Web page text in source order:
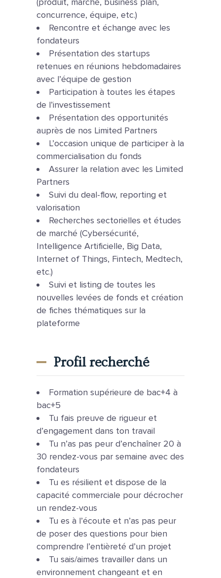
concurrence, équipe, etc.)
Rencontre et échange avec les
fondateurs
Présentation des startups
retenues en réunions hebdomadaires
avec l’équipe de gestion
Participation à toutes les étapes
de l’investissement
Présentation des opportunités
auprès de nos Limited Partners
L’occasion unique de participer à la
commercialisation du fonds
Assurer la relation avec les Limited
Partners
Suivi du deal-flow, reporting et
valorisation
Recherches sectorielles et études
de marché (Cybersécurité,
Intelligence Artificielle, Big Data,
Internet of Things, Fintech, Medtech,
etc.)
Suivi et listing de toutes les
nouvelles levées de fonds et création
de fiches thématiques sur la
plateforme
Profil recherché
Formation supérieure de bac+4 à
bac+5
Tu fais preuve de rigueur et
d’engagement dans ton travail
Tu n’as pas peur d’enchaîner 20 à
30 rendez-vous par semaine avec des
fondateurs
Tu es résilient et dispose de la
capacité commerciale pour décrocher
un rendez-vous
Tu es à l’écoute et n’as pas peur
de poser des questions pour bien
comprendre l’entièreté d’un projet
Tu sais/aimes travailler dans un
environnement changeant et en